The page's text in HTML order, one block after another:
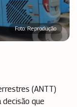
Foto: Reprodução
(ANTT)
decisão que